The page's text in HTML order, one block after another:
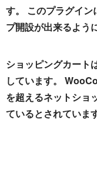
す。 このプラグイン
プ開設が出来るよう
ショッピングカート
しています。
を超えるネットショ
ているとされています